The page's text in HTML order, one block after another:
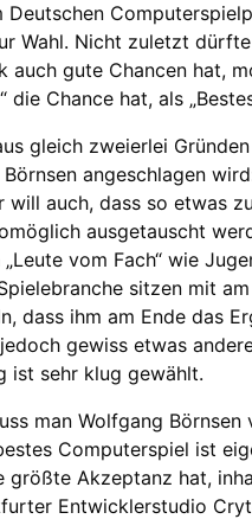
Deutschen
Wahl. Nicht zuletzt
auch gute Chancen hat,
die Chance hat, als
gleich zweierlei
angeschlagen
will auch, dass so etwas
ausgetauscht
vom Fach“ wie
sitzen mit
dass ihm am Ende das
gewiss etwas
ist sehr klug gewählt.
man Wolfgang
Computerspiel ist
größte Akzeptanz hat,
Entwicklerstudio